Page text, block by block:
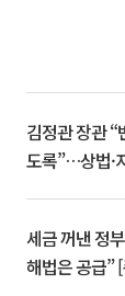
김정관 장관
도록”…상법·
세금 꺼낸 정
해법은 공급”